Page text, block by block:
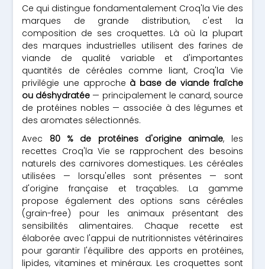
Ce qui distingue fondamentalement Croq'la Vie des
marques de grande distribution, c'est la
composition de ses croquettes. Là où la plupart
des marques industrielles utilisent des farines de
viande de qualité variable et d'importantes
quantités de céréales comme liant, Croq'la Vie
privilégie une approche à base de viande fraîche
ou déshydratée — principalement le canard, source
de protéines nobles — associée à des légumes et
des aromates sélectionnés.
Avec 80 % de protéines d'origine animale, les
recettes Croq'la Vie se rapprochent des besoins
naturels des carnivores domestiques. Les céréales
utilisées — lorsqu'elles sont présentes — sont
d'origine française et traçables. La gamme
propose également des options sans céréales
(grain-free) pour les animaux présentant des
sensibilités alimentaires. Chaque recette est
élaborée avec l'appui de nutritionnistes vétérinaires
pour garantir l'équilibre des apports en protéines,
lipides, vitamines et minéraux. Les croquettes sont